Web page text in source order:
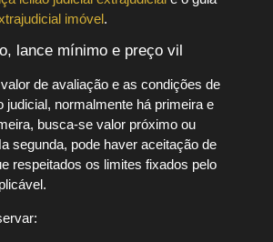
imóvel.
lance mínimo e preço vil
de avaliação e as condições de
judicial, normalmente há primeira e
busca-se valor próximo ou
segunda, pode haver aceitação de
respeitados os limites fixados pelo